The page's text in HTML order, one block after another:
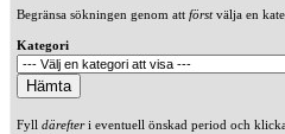
Begränsa sökningen genom att förstvälja en
Kategori
Fyll därefteri eventuell önskad period och klicka